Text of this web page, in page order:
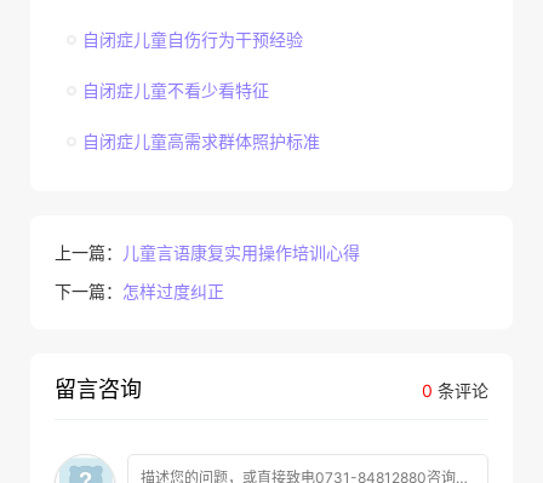
自闭症儿童自伤行为干预经验
自闭症儿童不看少看特征
自闭症儿童高需求群体照护标准
上一篇：
儿童言语康复实用操作培训心得
下一篇： 怎样过度纠正
0 条评论
留言咨询